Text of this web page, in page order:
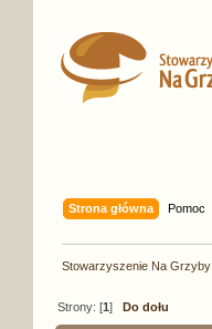
Strona główna Pomoc
Stowarzyszenie Na Grzyby
Strony: [1]Do dołu